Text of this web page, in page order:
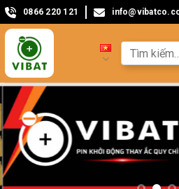
0866 220 121